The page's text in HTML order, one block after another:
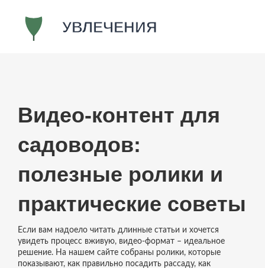
Видео‑контент для
садоводов:
полезные ролики и
практические советы
Если вам надоело читать длинные статьи и хочется
увидеть процесс вживую, видео‑формат – идеальное
решение. На нашем сайте собраны ролики, которые
показывают, как правильно посадить рассаду, как